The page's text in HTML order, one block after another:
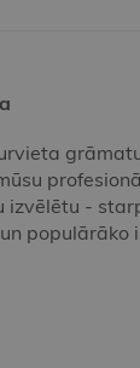
izvēlētu -
populārāko